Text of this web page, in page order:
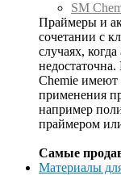
SM
Праймеры и
сочетании с
случаях,
Chemie имеют
применения
например
праймером
Самые
Материалы